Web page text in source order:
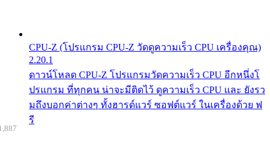
CPU-Z (โปรแกรม CPU-Z วัดดูความเร็ว CPU เครื่องคุณ)
2.20.1
ดาวน์โหลด CPU-Z โปรแกรมวัดความเร็ว CPU อีกหนึ่งโ
ปรแกรม ที่ทุกคน น่าจะมีติดไว้ ดูความเร็ว CPU และ ยังรว
มถึงบอกค่าต่างๆ ทั้งฮารด์แวร์ ซอฟต์แวร์ ในเครื่องด้วย ฟ
รี